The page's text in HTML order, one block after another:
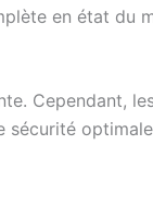
en état du
Cependant,